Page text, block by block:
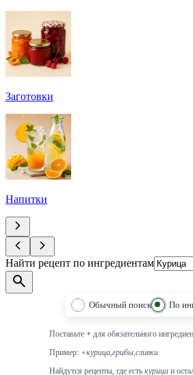
Заготовки
Напитки
Найти рецепт по ингредиентам
Обычный поиск По
Поставьте + для обязательного
Пример: +курица,грибы,сливки
Найдутся рецепты, где есть курица и